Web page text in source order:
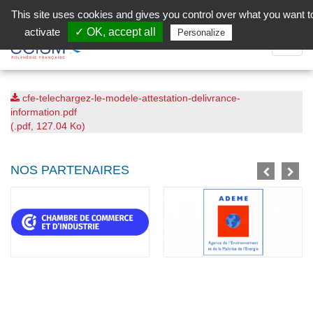
Facebook (Customer Chat) is disabled.
la
cfe-telechargez-le-modele-attestation-delivrance-
information.pdf
(.pdf, 127.04 Ko)
NOS PARTENAIRES
This site uses cookies and gives you control over what you want
activate
✓ OK, accept all Personalize